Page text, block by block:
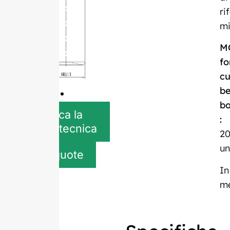
Scarica la
scheda tecnica
Get quote
:
In